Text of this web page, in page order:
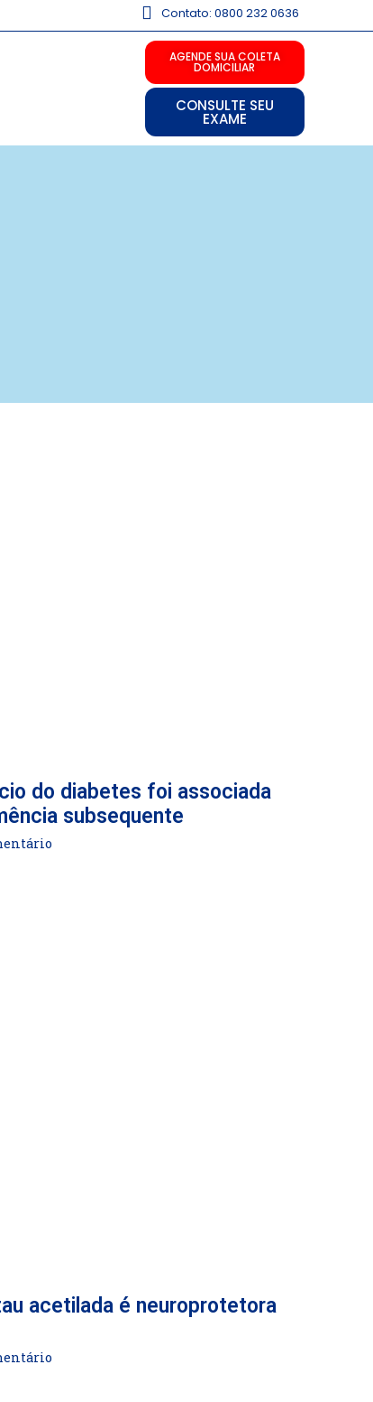
Contato: 0800 232 0636
AGENDE SUA COLETA
DOMICILIAR
CONSULTE SEU
EXAME
do diabetes foi associada
subsequente
acetilada é neuroprotetora